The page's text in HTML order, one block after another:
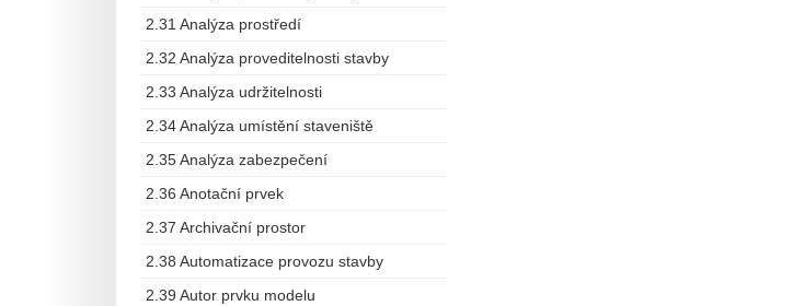
2.31 Analýza prostředí
2.32 Analýza proveditelnosti stavby
2.33 Analýza udržitelnosti
2.34 Analýza umístění staveniště
2.35 Analýza zabezpečení
2.36 Anotační prvek
2.37 Archivační prostor
2.38 Automatizace provozu stavby
2.39 Autor prvku modelu